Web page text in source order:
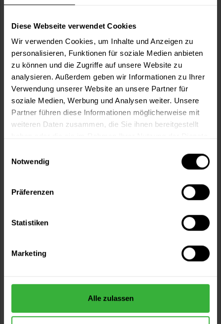
Diese Webseite verwendet Cookies
Wir verwenden Cookies, um Inhalte und Anzeigen zu
personalisieren, Funktionen für soziale Medien anbieten
zu können und die Zugriffe auf unsere Website zu
analysieren. Außerdem geben wir Informationen zu Ihrer
Verwendung unserer Website an unsere Partner für
soziale Medien, Werbung und Analysen weiter. Unsere
Partner führen diese Informationen möglicherweise mit
weiteren Daten zusammen, die Sie ihnen bereitgestellt
Notwendig
Präferenzen
Statistiken
Marketing
Alle zulassen
Allround Spitzpinsel 2022 (PRO-HYBRID
SERIES)
12 (Ø23 mm) 13,49 €
13,49 € / 1 Stück
14,99 € / 1 Stück